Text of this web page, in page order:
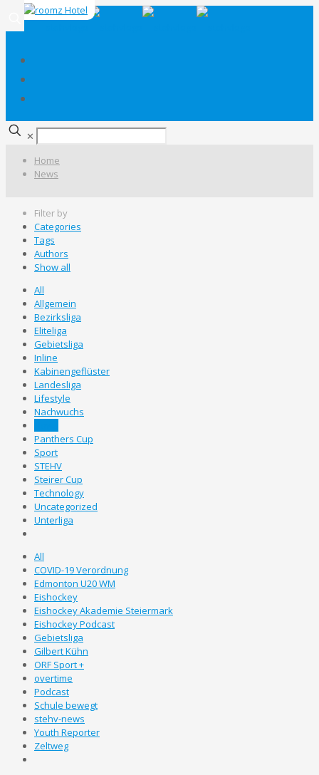
✕
Home
News
Filter by
Categories
Tags
Authors
Show all
All
Allgemein
Bezirksliga
Eliteliga
Gebietsliga
Inline
Kabinengeflüster
Landesliga
Lifestyle
Nachwuchs
Panthers Cup
Sport
STEHV
Steirer Cup
Technology
Uncategorized
Unterliga
All
COVID-19 Verordnung
Edmonton U20 WM
Eishockey
Eishockey Akademie Steiermark
Eishockey Podcast
Gebietsliga
Gilbert Kühn
ORF Sport +
overtime
Podcast
Schule bewegt
stehv-news
Youth Reporter
Zeltweg